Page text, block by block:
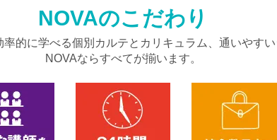
NOVAのこだわり
的に学べる個別カルテとカリキュラム、通いやすい
NOVAならすべてが揃います。